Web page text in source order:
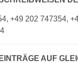
+49 202 747354,
AUF